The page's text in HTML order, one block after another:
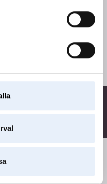
senast den
några val inreds din
HITTA HEM